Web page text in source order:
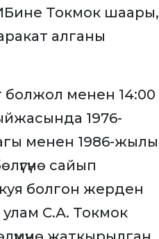
Токмок шаары,
алганы
болжол менен 14:00
1976-
менен 1986-жылы
сайып
болгон жерден
С.А. Токмок